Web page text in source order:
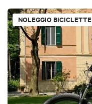
NOLEGGIO BICICLETTE